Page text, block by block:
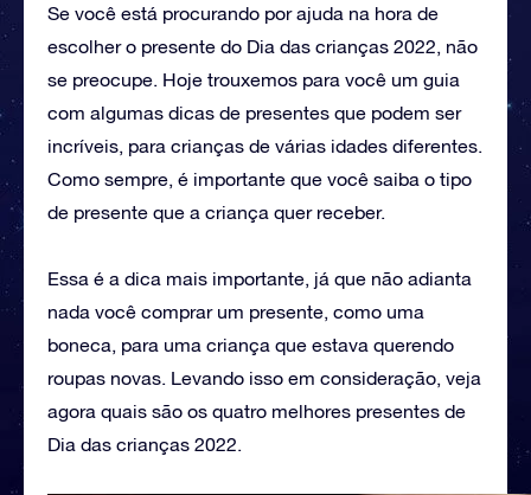
Se você está procurando por ajuda na hora de
escolher o presente do Dia das crianças 2022, não
se preocupe. Hoje trouxemos para você um guia
com algumas dicas de presentes que podem ser
incríveis, para crianças de várias idades diferentes.
Como sempre, é importante que você saiba o tipo
de presente que a criança quer receber.
Essa é a dica mais importante, já que não adianta
nada você comprar um presente, como uma
boneca, para uma criança que estava querendo
roupas novas. Levando isso em consideração, veja
agora quais são os quatro melhores presentes de
Dia das crianças 2022.